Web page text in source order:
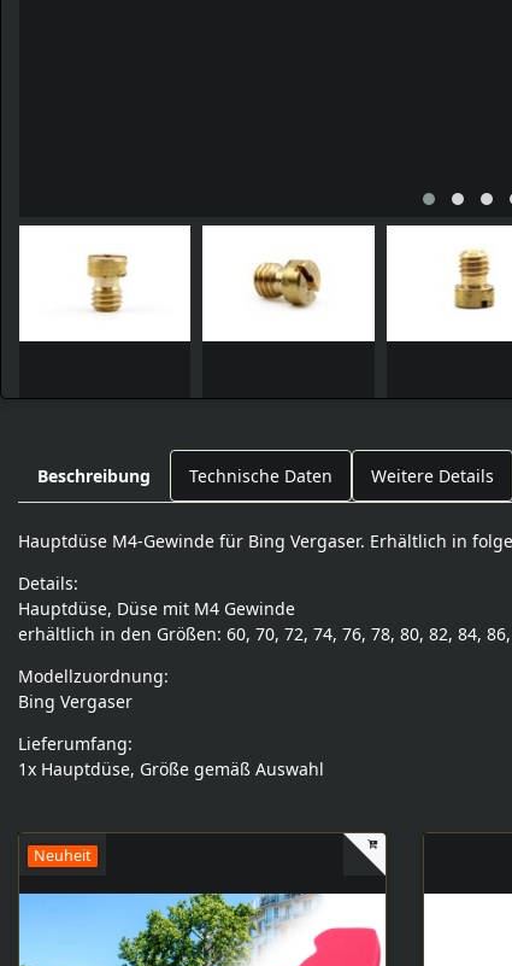
Beschreibung Technische Daten Weitere Details
Hauptdüse M4-Gewinde für Bing Vergaser. Erhältlich in
Details:
Hauptdüse, Düse mit M4 Gewinde
erhältlich in den Größen: 60, 70, 72, 74, 76, 78, 80, 82, 84,
Modellzuordnung:
Bing Vergaser
Lieferumfang:
1x Hauptdüse, Größe gemäß Auswahl
Neuheit